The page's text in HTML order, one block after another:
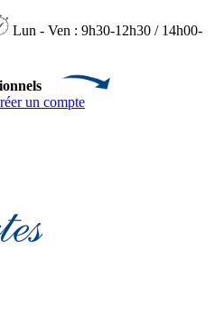
Lun - Ven : 9h30-12h30 / 14h00-
un compte